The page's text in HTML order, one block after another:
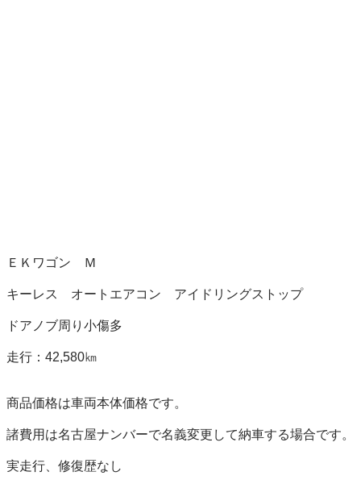
ＥＫワゴン　Ｍ
キーレス　オートエアコン　アイドリングストップ
ドアノブ周り小傷多
走行：42,580㎞
商品価格は車両本体価格です。
諸費用は名古屋ナンバーで名義変更して納車する場合です。
実走行、修復歴なし